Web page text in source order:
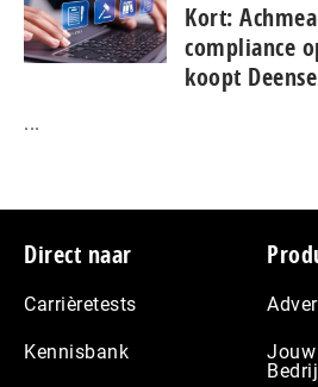
Kort:
compliance
koopt
...
Footer
Direct naar
Carrièretests
Kennisbank
Jouw